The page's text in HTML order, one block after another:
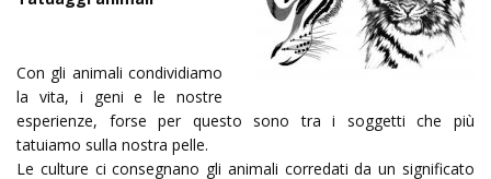
Con gli animali condividiamo
la vita, i geni e le nostre
esperienze, forse per questo sono tra i soggetti che più
tatuiamo sulla nostra pelle.
Le culture ci consegnano gli animali corredati da un significato